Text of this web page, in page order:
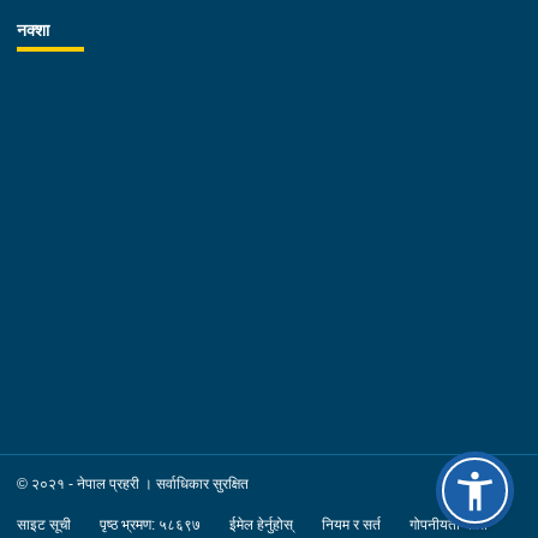
TAPENTADOL-७० पिस र SPASREST-५५ पिस शनिबार बिहान
प्रहरीले नियन्त्रणमा लिएको छ । प्रहरी चौकी ढुङ्रेखोला सर्लाहीबाट
पक्राउ गरेको छ । पक्राउ पर्नेमा सोही स्थानमा बस्ने हरि नारायण चौधरीको
छोरा अन्दाजि बर्ष २८ को राजेश कुमार चौधरी रहेका छन् । बिशेष सुचनाको
आधारमा इलाका प्रहरी कार्यालय कडरबोना सप्तरीबाट खटिएको प्रहरी टोलीले
नक्शा
© २०२१ - नेपाल प्रहरी । सर्वाधिकार सुरक्षित
साइट सूची पृष्ठ भ्रमण: ५८६९७ ईमेल हेर्नुहोस् नियम र सर्त गोपनीयता नीति